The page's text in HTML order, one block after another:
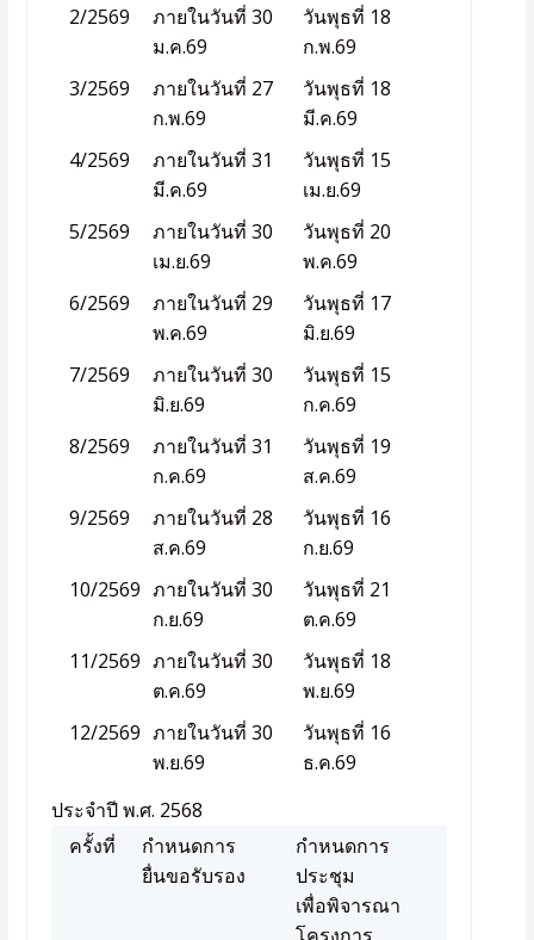
2/2569
ภายในวันที่ 30
ม.ค.69
วันพุธที่ 18
ก.พ.69
3/2569
ภายในวันที่ 27
ก.พ.69
วันพุธที่ 18
มี.ค.69
4/2569
ภายในวันที่ 31
มี.ค.69
วันพุธที่ 15
เม.ย.69
5/2569
ภายในวันที่ 30
เม.ย.69
วันพุธที่ 20
พ.ค.69
6/2569
ภายในวันที่ 29
พ.ค.69
วันพุธที่ 17
มิ.ย.69
7/2569
ภายในวันที่ 30
มิ.ย.69
วันพุธที่ 15
ก.ค.69
8/2569
ภายในวันที่ 31
ก.ค.69
วันพุธที่ 19
ส.ค.69
9/2569
ภายในวันที่ 28
ส.ค.69
วันพุธที่ 16
ก.ย.69
10/2569 ภายในวันที่ 30
ก.ย.69
วันพุธที่ 21
ต.ค.69
11/2569 ภายในวันที่ 30
ต.ค.69
วันพุธที่ 18
พ.ย.69
12/2569 ภายในวันที่ 30
พ.ย.69
วันพุธที่ 16
ธ.ค.69
ประจำปี พ.ศ. 2568
ครั้งที่
กำหนดการ
ยื่นขอรับรอง
กำหนดการ
ประชุม
เพื่อพิจารณา